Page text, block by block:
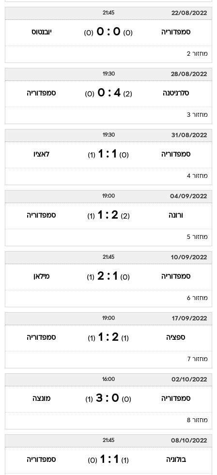
22/08/2022
21:45
סמפדוריה (0)
0 : 0
(0) יובנטוס
מחזור 2
28/08/2022
19:30
סלרניטנה (2)
4 : 0
(0) סמפדוריה
מחזור 3
31/08/2022
19:30
סמפדוריה (0)
1 : 1
(1) לאציו
מחזור 4
04/09/2022
19:00
ורונה (2)
2 : 1
(1) סמפדוריה
מחזור 5
10/09/2022
21:45
סמפדוריה (0)
1 : 2
(1) מילאן
מחזור 6
17/09/2022
19:00
ספציה (1)
2 : 1
(1) סמפדוריה
מחזור 7
02/10/2022
16:00
סמפדוריה (0)
0 : 3
(1) מונצה
מחזור 8
08/10/2022
21:45
בולוניה (1)
1 : 1
(0) סמפדוריה